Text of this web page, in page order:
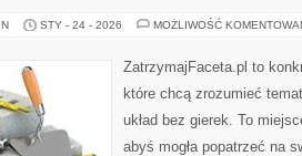
STY - 24 - 2026 MOŻLIWOŚĆ
ZatrzymajFaceta.pl to
które chcą zrozumieć
układ bez gierek. To
abyś mogła popatrzeć na